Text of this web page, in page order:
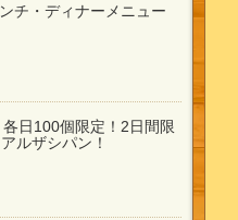
チ・ディナーメニュー
各日100個限定！2日間限
ルザシパン！